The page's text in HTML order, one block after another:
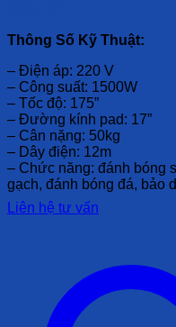
Thông Số Kỹ Thuật:
– Điện áp: 220 V
– Công suất: 1500W
– Tốc độ: 175”
– Đường kính pad: 17”
– Cân nặng: 50kg
– Dây điện: 12m
– Chức năng: đánh bóng
gạch, đánh bóng đá, bảo
Liên hệ tư vấn